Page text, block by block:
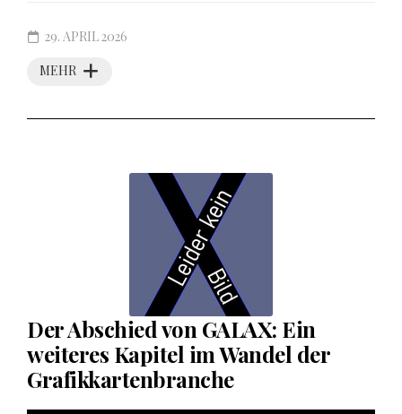
MEHR
29. APRIL 2026
Der Abschied von GALAX: Ein
weiteres Kapitel im Wandel der
Grafikkartenbranche